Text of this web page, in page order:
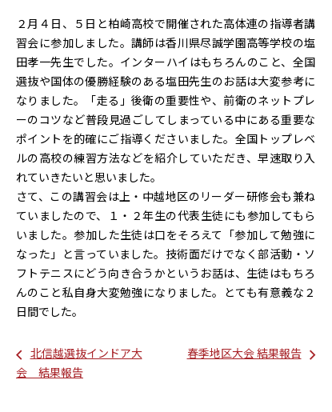
２月４日、５日と柏崎高校で開催された高体連の指導者講
習会に参加しました。講師は香川県尽誠学園高等学校の塩
田孝一先生でした。インターハイはもちろんのこと、全国
選抜や国体の優勝経験のある塩田先生のお話は大変参考に
なりました。「走る」後衛の重要性や、前衛のネットプレ
ーのコツなど普段見過ごしてしまっている中にある重要な
ポイントを的確にご指導くださいました。全国トップレベ
ルの高校の練習方法などを紹介していただき、早速取り入
れていきたいと思いました。
さて、この講習会は上・中越地区のリーダー研修会も兼ね
ていましたので、１・２年生の代表生徒にも参加してもら
いました。参加した生徒は口をそろえて「参加して勉強に
なった」と言っていました。技術面だけでなく部活動・ソ
フトテニスにどう向き合うかというお話は、生徒はもちろ
んのこと私自身大変勉強になりました。とても有意義な２
日間でした。
北信越選抜インドア大
会 結果報告
春季地区大会 結果報告